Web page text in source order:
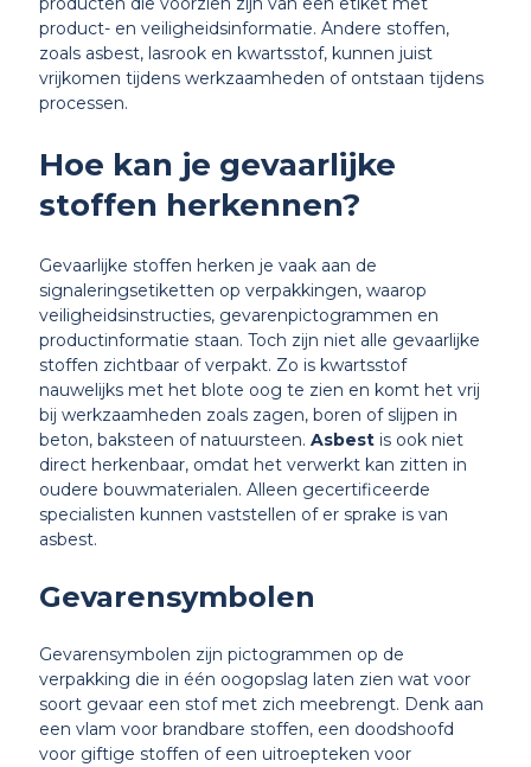
product- en veiligheidsinformatie. Andere stoffen,
zoals asbest, lasrook en kwartsstof, kunnen juist
vrijkomen tijdens werkzaamheden of ontstaan tijdens
processen.
Hoe kan je gevaarlijke
stoffen herkennen?
Gevaarlijke stoffen herken je vaak aan de
signaleringsetiketten op verpakkingen, waarop
veiligheidsinstructies, gevarenpictogrammen en
productinformatie staan. Toch zijn niet alle gevaarlijke
stoffen zichtbaar of verpakt. Zo is kwartsstof
nauwelijks met het blote oog te zien en komt het vrij
bij werkzaamheden zoals zagen, boren of slijpen in
beton, baksteen of natuursteen. Asbest is ook niet
direct herkenbaar, omdat het verwerkt kan zitten in
oudere bouwmaterialen. Alleen gecertificeerde
specialisten kunnen vaststellen of er sprake is van
asbest.
Gevarensymbolen
Gevarensymbolen zijn pictogrammen op de
verpakking die in één oogopslag laten zien wat voor
soort gevaar een stof met zich meebrengt. Denk aan
een vlam voor brandbare stoffen, een doodshoofd
voor giftige stoffen of een uitroepteken voor